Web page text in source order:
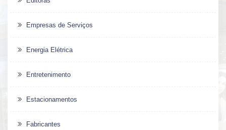
Empresas de Serviços
Energia Elétrica
Entretenimento
Estacionamentos
Fabricantes